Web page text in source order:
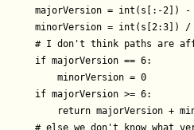
majorVersion = int(s[:-2]) -
minorVersion = int(s[2:3]) /
# I don't think paths are
    if majorVersion == 6:
        minorVersion = 0
    if majorVersion >= 6:
return majorVersion +
# else we don't know what